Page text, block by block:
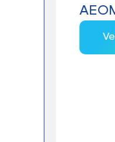
AEOMED
Ver detalles